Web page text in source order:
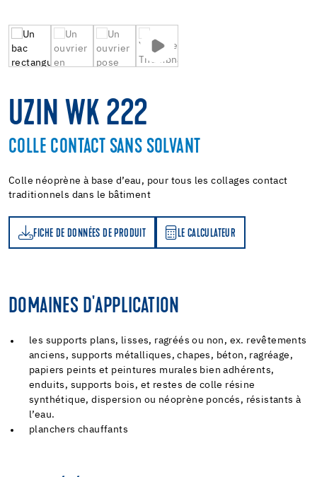
UZIN WK 222
COLLE CONTACT SANS SOLVANT
Colle néoprène à base d’eau, pour tous les collages contact
traditionnels dans le bâtiment
FICHE DE DONNÉES DE PRODUIT LE CALCULATEUR
LE CALCULATEUR
DOMAINES D'APPLICATION
les supports plans, lisses, ragréés ou non, ex. revêtements
anciens, supports métalliques, chapes, béton, ragréage,
papiers peints et peintures murales bien adhérents,
enduits, supports bois, et restes de colle résine
synthétique, dispersion ou néoprène poncés, résistants à
l’eau.
planchers chauffants